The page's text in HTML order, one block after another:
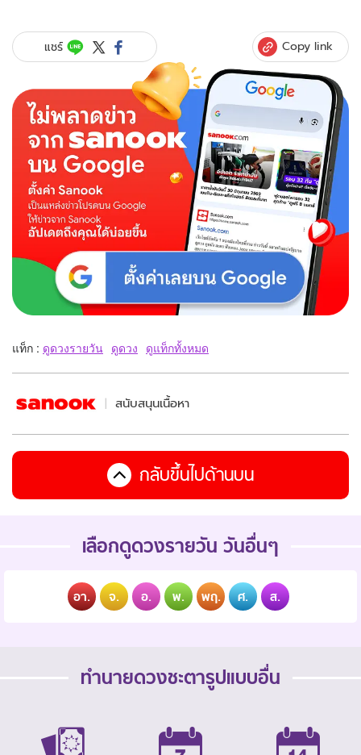
แชร์ Copy link
แท็ก : ดูดวงรายวัน ดูดวง ดูแท็กทั้งหมด
สนับสนุนเนื้อหา
กลับขึ้นไปด้านบน
เลือกดูดวงรายวัน วันอื่นๆ
อา. จ. อ. พ. พฤ. ศ. ส.
ทำนายดวงชะตารูปแบบอื่น